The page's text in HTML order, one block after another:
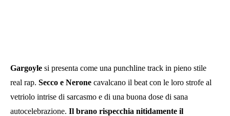
Gargoyle si presenta come una punchline track in pieno stile
real rap. Secco e Nerone cavalcano il beat con le loro strofe al
vetriolo intrise di sarcasmo e di una buona dose di sana
autocelebrazione. Il brano rispecchia nitidamente il